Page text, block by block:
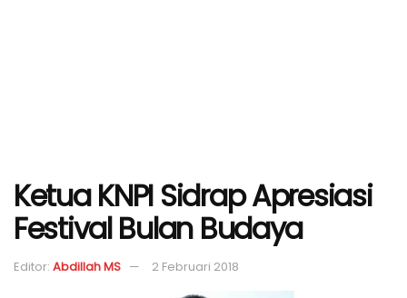
Ketua KNPI Sidrap Apresiasi
Festival Bulan Budaya
Editor: Abdillah MS 2 Februari 2018